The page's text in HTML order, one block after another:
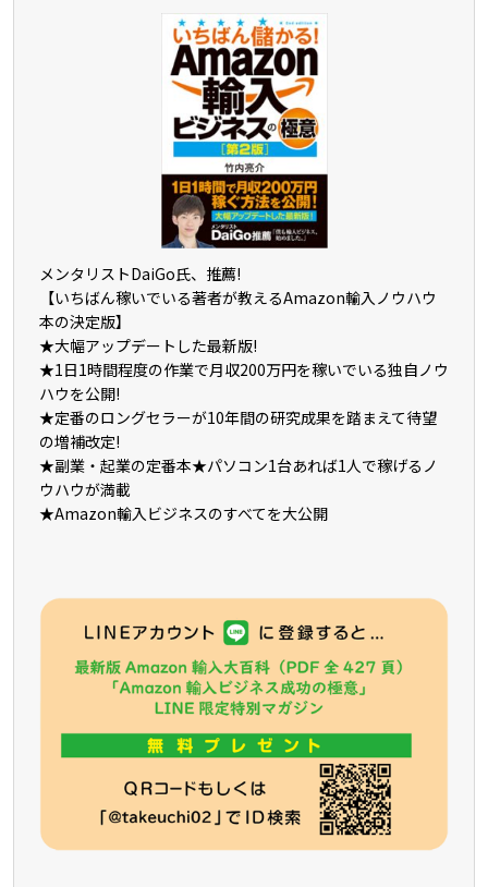
メンタリストDaiGo氏、推薦!
【いちばん稼いでいる著者が教えるAmazon輸入ノウハウ
本の決定版】
★大幅アップデートした最新版!
★1日1時間程度の作業で月収200万円を稼いでいる独自ノウ
ハウを公開!
★定番のロングセラーが10年間の研究成果を踏まえて待望
の増補改定!
★副業・起業の定番本★パソコン1台あれば1人で稼げるノ
ウハウが満載
★Amazon輸入ビジネスのすべてを大公開